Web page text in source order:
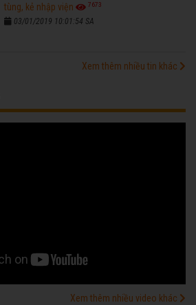
tùng, kẻ nhập viện
7673
03/01/2019 10:01:54 SA
Xem thêm nhiều tin khác
Xem thêm nhiều video khác